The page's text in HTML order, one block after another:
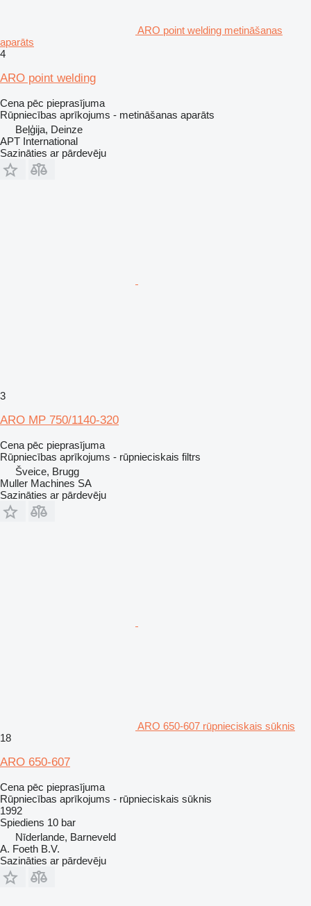
ARO point welding metināšanas
aparāts
4
ARO point welding
Cena pēc pieprasījuma
Rūpniecības aprīkojums - metināšanas aparāts
Beļģija, Deinze
APT International
Sazināties ar pārdevēju
3
ARO MP 750/1140-320
Cena pēc pieprasījuma
Rūpniecības aprīkojums - rūpnieciskais filtrs
Šveice, Brugg
Muller Machines SA
Sazināties ar pārdevēju
ARO 650-607 rūpnieciskais sūknis
18
ARO 650-607
Cena pēc pieprasījuma
Rūpniecības aprīkojums - rūpnieciskais sūknis
1992
Spiediens 10 bar
Nīderlande, Barneveld
A. Foeth B.V.
Sazināties ar pārdevēju